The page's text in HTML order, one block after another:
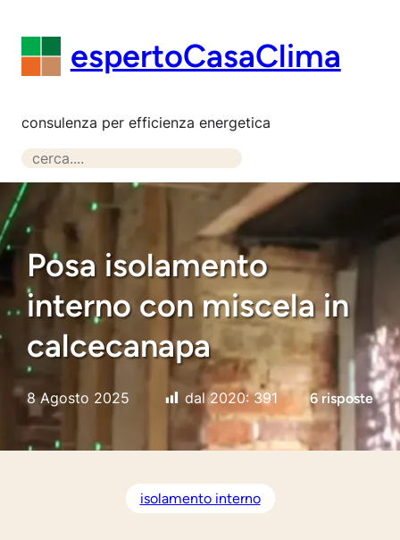
contenuto espertoCasaClima
consulenza per efficienza energetica
S
e
a
r
Posa isolamento
interno con miscela in
calcecanapa
8 Agosto 2025 dal 2020: 391 6 risposte
isolamento interno